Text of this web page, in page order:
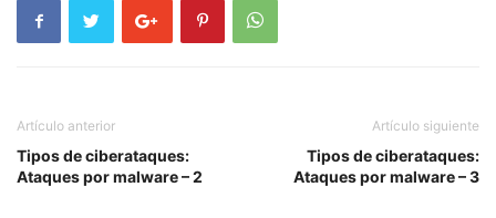
Artículo anterior
Tipos de ciberataques:
Ataques por malware – 2
Artículo siguiente
Tipos de ciberataques:
Ataques por malware – 3